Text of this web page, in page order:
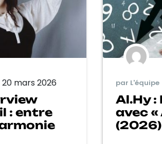
20 mars 2026
: entre
par L'équipe
Al.Hy :
avec
(2026)